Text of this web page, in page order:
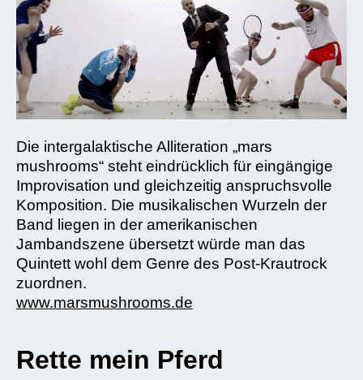
Die intergalaktische Alliteration „mars
mushrooms“ steht eindrücklich für eingängige
Improvisation und gleichzeitig anspruchsvolle
Komposition. Die musikalischen Wurzeln der
Band liegen in der amerikanischen
Jambandszene übersetzt würde man das
Quintett wohl dem Genre des Post-Krautrock
zuordnen.
www.marsmushrooms.de
Rette mein Pferd